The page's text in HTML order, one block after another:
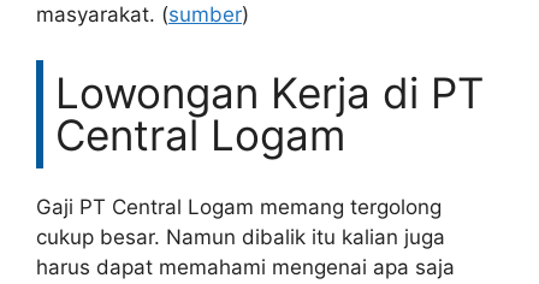
masyarakat. (sumber)
Lowongan Kerja di PT
Central Logam
Gaji PT Central Logam memang tergolong
cukup besar. Namun dibalik itu kalian juga
harus dapat memahami mengenai apa saja